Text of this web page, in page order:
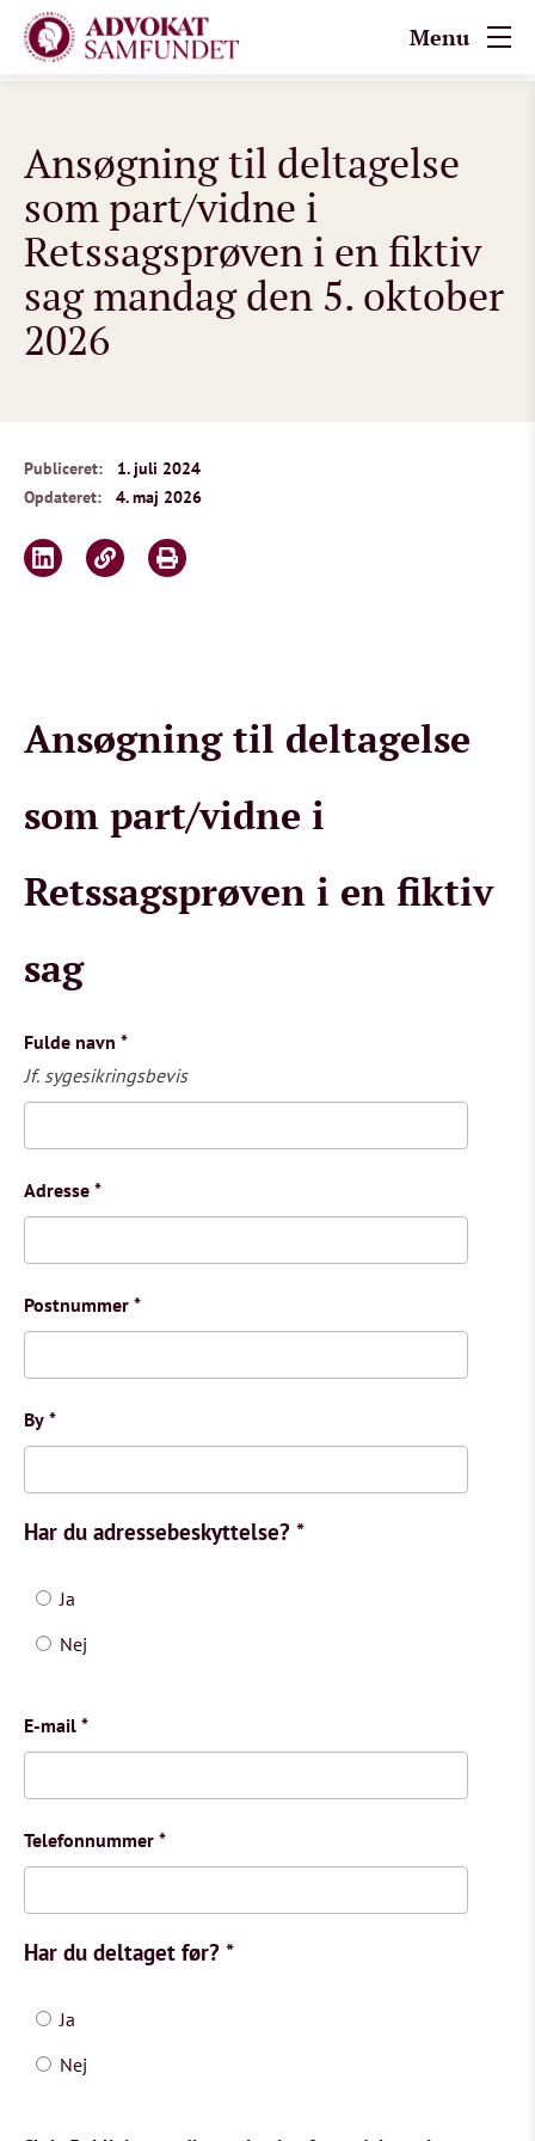
Menu
Ansøgning til deltagelse
som part/vidne i
Retssagsprøven i en fiktiv
sag mandag den 5. oktober
2026
Publiceret:
1. juli 2024
Opdateret:
4. maj 2026
Ansøgning til deltagelse
som part/vidne i
Retssagsprøven i en fiktiv
sag
Fulde navn *
Jf. sygesikringsbevis
Adresse *
Postnummer *
By *
Har du adressebeskyttelse? *
Ja
Nej
E-mail *
Telefonnummer *
Har du deltaget før? *
Ja
Nej